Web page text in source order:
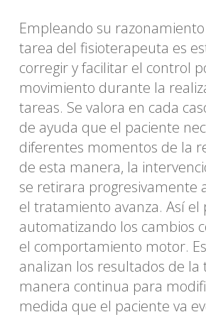
Empleando su razonamiento
tarea del fisioterapeuta es
corregir y facilitar el control
movimiento durante la
tareas. Se valora en cada
de ayuda que el paciente
diferentes momentos de la
de esta manera, la
se retirara progresivamente
el tratamiento avanza. Así el
automatizando los cambios
el comportamiento motor.
analizan los resultados de la
manera continua para
medida que el paciente va